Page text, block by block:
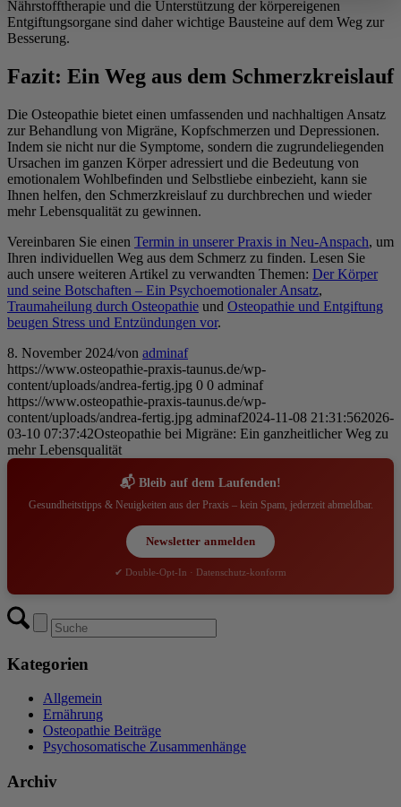
Nährstofftherapie und die Unterstützung der körpereigenen
Entgiftungsorgane sind daher wichtige Bausteine auf dem Weg zur
Besserung.
Fazit: Ein Weg aus dem Schmerzkreislauf
Die Osteopathie bietet einen umfassenden und nachhaltigen Ansatz
zur Behandlung von Migräne, Kopfschmerzen und Depressionen.
Indem sie nicht nur die Symptome, sondern die zugrundeliegenden
Ursachen im ganzen Körper adressiert und die Bedeutung von
emotionalem Wohlbefinden und Selbstliebe einbezieht, kann sie
Ihnen helfen, den Schmerzkreislauf zu durchbrechen und wieder
mehr Lebensqualität zu gewinnen.
Vereinbaren Sie einen Termin in unserer Praxis in Neu-Anspach, um
Ihren individuellen Weg aus dem Schmerz zu finden. Lesen Sie
auch unsere weiteren Artikel zu verwandten Themen: Der Körper
und seine Botschaften – Ein Psychoemotionaler Ansatz,
Traumaheilung durch Osteopathie und Osteopathie und Entgiftung
beugen Stress und Entzündungen vor.
8. November 2024/von adminaf
https://www.osteopathie-praxis-taunus.de/wp-
content/uploads/andrea-fertig.jpg 0 0 adminaf
https://www.osteopathie-praxis-taunus.de/wp-
content/uploads/andrea-fertig.jpg adminaf2024-11-08 21:31:562026-
03-10 07:37:42Osteopathie bei Migräne: Ein ganzheitlicher Weg zu
mehr Lebensqualität
📬 Bleib auf dem Laufenden!
Gesundheitstipps & Neuigkeiten aus der Praxis – kein Spam, jederzeit abmeldbar.
Newsletter anmelden
✔ Double-Opt-In · Datenschutz-konform
Kategorien
Allgemein
Ernährung
Osteopathie Beiträge
Psychosomatische Zusammenhänge
Archiv